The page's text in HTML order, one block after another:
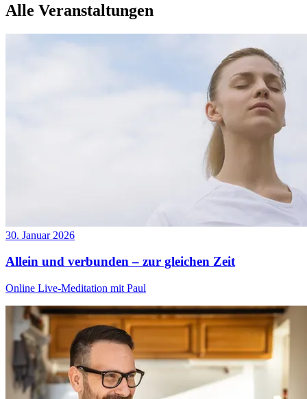
Alle Veranstaltungen
30. Januar 2026
Allein und verbunden – zur gleichen Zeit
Online Live-Meditation mit Paul